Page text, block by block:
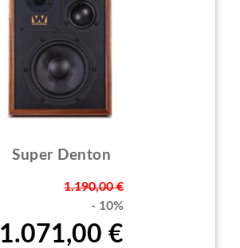
Super Denton
1.190,00 €
- 10%
1.071,00 €